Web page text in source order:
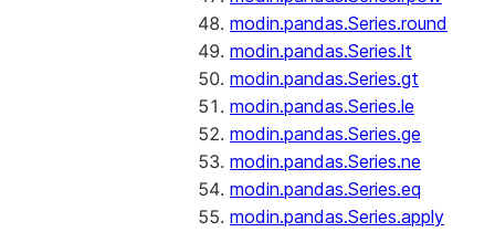
modin.pandas.Series.round
modin.pandas.Series.lt
modin.pandas.Series.gt
modin.pandas.Series.le
modin.pandas.Series.ge
modin.pandas.Series.ne
modin.pandas.Series.eq
modin.pandas.Series.apply